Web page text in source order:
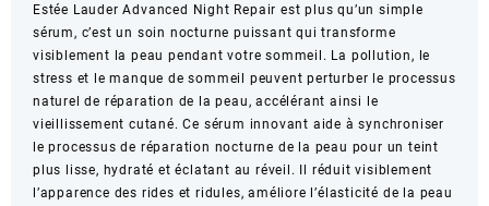
Estée Lauder Advanced Night Repair est plus qu’un simple
sérum, c’est un soin nocturne puissant qui transforme
visiblement la peau pendant votre sommeil. La pollution, le
stress et le manque de sommeil peuvent perturber le processus
naturel de réparation de la peau, accélérant ainsi le
vieillissement cutané. Ce sérum innovant aide à synchroniser
le processus de réparation nocturne de la peau pour un teint
plus lisse, hydraté et éclatant au réveil. Il réduit visiblement
l’apparence des rides et ridules, améliore l’élasticité de la peau